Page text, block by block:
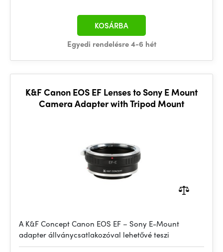
Egyedi rendelésre 4-6 hét
KOSÁRBA
K&F Canon EOS EF Lenses to Sony E Mount
Camera Adapter with Tripod Mount
A K&F Concept Canon EOS EF – Sony E-Mount
adapter állványcsatlakozóval lehetővé teszi